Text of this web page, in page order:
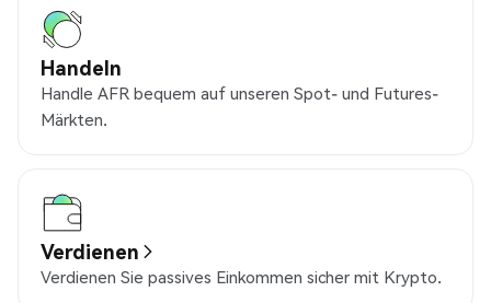
Handeln
Handle AFR bequem auf unseren Spot- und Futures-
Märkten.
Verdienen
Verdienen Sie passives Einkommen sicher mit Krypto.